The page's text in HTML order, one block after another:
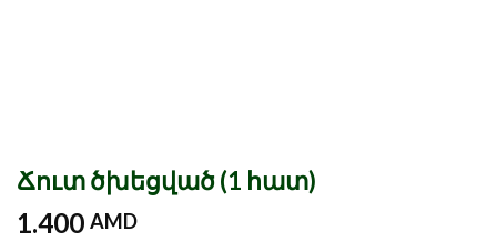
Ճուտ ծխեցված (1 հատ)
1.400 AMD